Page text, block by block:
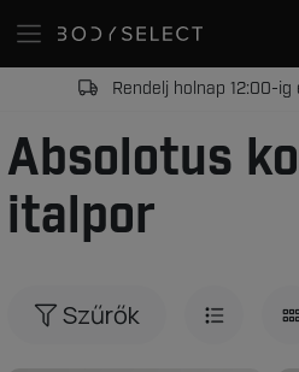
Rendelj holnap 12:00-
Absolotus
italpor
Szűrők